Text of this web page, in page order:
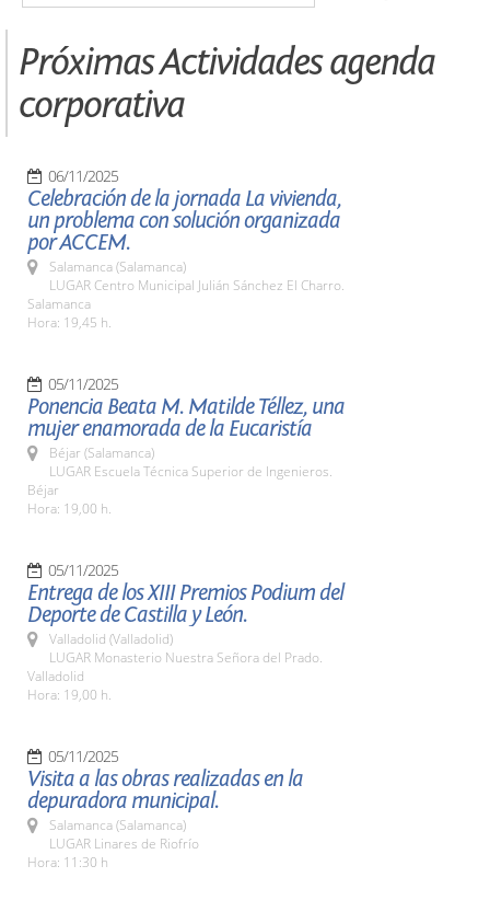
Próximas Actividades agenda
corporativa
06/11/2025
Celebración de la jornada La vivienda,
un problema con solución organizada
por ACCEM.
Salamanca (Salamanca)
LUGAR Centro Municipal Julián Sánchez El Charro.
Salamanca
Hora: 19,45 h.
05/11/2025
Ponencia Beata M. Matilde Téllez, una
mujer enamorada de la Eucaristía
Béjar (Salamanca)
LUGAR Escuela Técnica Superior de Ingenieros.
Béjar
Hora: 19,00 h.
05/11/2025
Entrega de los XIII Premios Podium del
Deporte de Castilla y León.
Valladolid (Valladolid)
LUGAR Monasterio Nuestra Señora del Prado.
Valladolid
Hora: 19,00 h.
05/11/2025
Visita a las obras realizadas en la
depuradora municipal.
Salamanca (Salamanca)
LUGAR Linares de Riofrío
Hora: 11:30 h